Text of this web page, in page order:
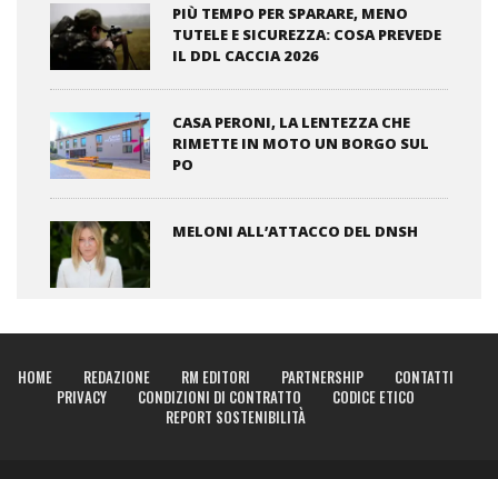
PIÙ TEMPO PER SPARARE, MENO
TUTELE E SICUREZZA: COSA PREVEDE
IL DDL CACCIA 2026
CASA PERONI, LA LENTEZZA CHE
RIMETTE IN MOTO UN BORGO SUL
PO
MELONI ALL’ATTACCO DEL DNSH
HOME REDAZIONE RM EDITORI PARTNERSHIP
CONTATTI
PRIVACY
CONDIZIONI DI CONTRATTO
CODICE ETICO
REPORT SOSTENIBILITÀ